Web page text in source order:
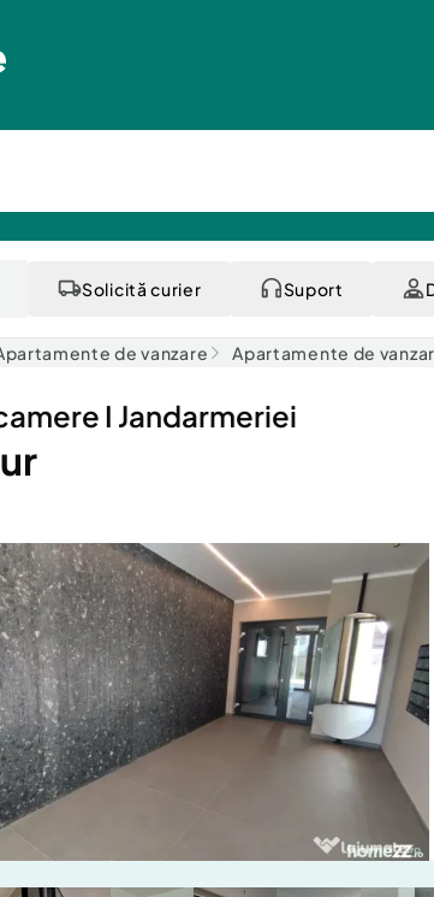
Solicită curier Suport
de vanzare Apartamente de
I Jandarmeriei